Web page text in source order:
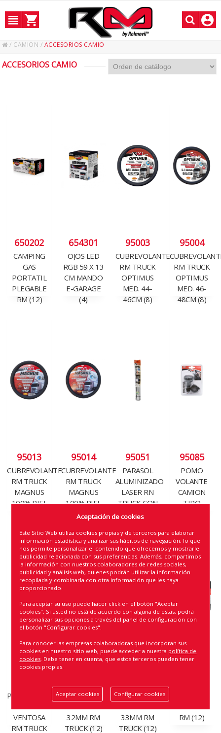
/ CAMION / ACCESORIOS CAMIO
ACCESORIOS CAMIO
650202
CAMPING
GAS
PORTATIL
PLEGABLE
RM (12)
654301
OJOS LED
RGB 59 X 13
CM MANDO
E-GARAGE
(4)
95003
CUBREVOLANTE
RM TRUCK
OPTIMUS
MED. 44-
46CM (8)
95004
RM TRUCK
OPTIMUS
MED. 46-
48CM (8)
95013
CUBREVOLANTE
RM TRUCK
MAGNUS
100% PIEL
95014
CUBREVOLANTE
RM TRUCK
MAGNUS
100% PIEL
MED. 46-
95051
PARASOL
ALUMINIZADO
LASER RN
TRUCK CON
VENTOSAS
(30)
95085
POMO
VOLANTE
CAMION
TIPO
(12)
95108
PORTAPAPELES
VENTOSA
RM TRUCK
SET 10
FUNDAS
32MM RM
TRUCK (12)
SET 10
FUNDAS
33MM RM
TRUCK (12)
RM (12)
Aceptación de cookies
Este Sitio Web utiliza cookies propias y de terceros para elaborar
información estadística y analizar sus hábitos de navegación, lo que
nos permite personalizar el contenido que ofrecemos y mostrarle
publicidad relacionada con sus preferencias. Además, compartimos
la información con nuestros colaboradores de redes sociales,
publicidad y análisis web, quienes podrán utilizar la información
recopilada y combinarla con otra información que les haya
proporcionado.
Para aceptar su uso puede hacer click en el botón "Aceptar
cookies". Si usted no está de acuerdo con alguna de estas, podrá
personalizar sus opciones a través del panel de configuración con
el botón "Configurar cookies".
Para conocer las empresas colaboradoras que incorporan sus
cookies en nuestro sitio web, puede acceder a nuestra política de
cookies . Debe tener en cuenta, que estos terceros pueden tener
cookies propias.
Aceptar cookies Configurar cookies